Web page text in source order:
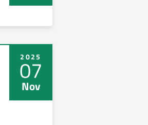
2025
07
Nov